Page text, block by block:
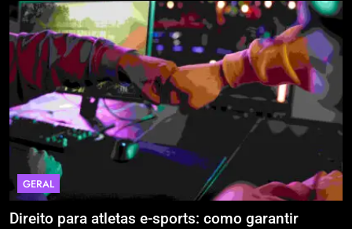
GERAL
Direito para atletas e-sports: como garantir